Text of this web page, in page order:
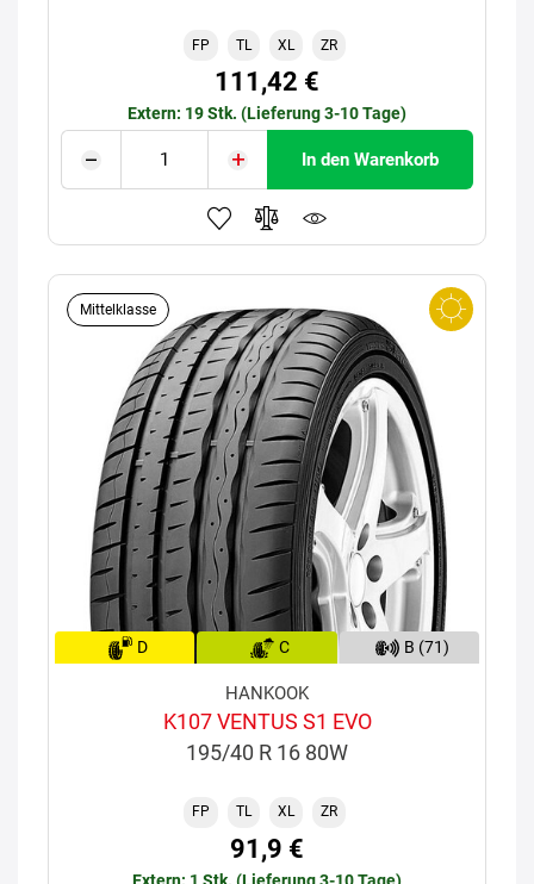
FP TL XL ZR
111,42 €
Extern: 19 Stk. (Lieferung 3-10 Tage)
In den Warenkorb
Mittelklasse
D C B (71)
HANKOOK
K107 VENTUS S1 EVO
195/40 R 16 80W
FP TL XL ZR
91,9 €